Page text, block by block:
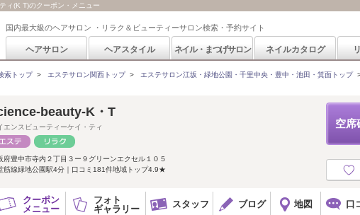
ィ(K T)のクーポン・メニュー
国内最大級のヘアサロン ・リラク＆ビューティーサロン検索・予約サイト
ヘアサロン ヘアスタイル ネイル・まつげサロン ネイルカタログ
索トップ> エステサロン関西トップ> エステサロン江坂・緑地公園・千里中央・豊中・池田・箕面トップ
空席
beauty-K・T
エンスビューティーケイ・ティ
府豊中市寺内２丁目３ー９グリーンエクセル１０５
筋線緑地公園駅4分｜口コミ181件地域トップ4.9★
クーポン
メニュー
フォト
ギャラリー
スタッフ ブログ 地図 口